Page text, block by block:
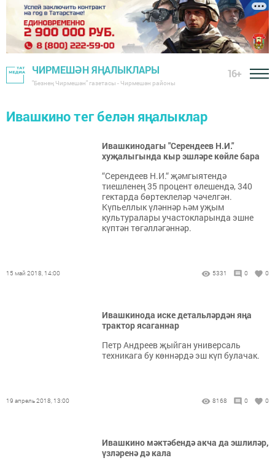
ЧИРМЕШӘН ЯҢАЛЫКЛАРЫ
"Безнең Чирмешән" газетасы - Чирмешән районы
16+
Ивашкино тег белән яңалыклар
Ивашкинодагы "Серендеев Н.И."
хуҗалыгында кыр эшләре көйле бара
“Серендеев Н.И.“ җәмгыятендә
тиешленең 35 процент өлешендә, 340
гектарда бөртеклеләр чәчелгән.
Күпьеллык үләннәр һәм уҗым
культуралары участокларында эшне
күптән төгәлләгәннәр.
15 май 2018, 14:00 5331 0 0
Ивашкинода иске детальләрдән яңа
трактор ясаганнар
Петр Андреев җыйган универсаль
техникага бу көннәрдә эш күп булачак.
19 апрель 2018, 13:00 8168 0 0
Ивашкино мәктәбендә акча да эшлиләр,
үзләренә дә кала